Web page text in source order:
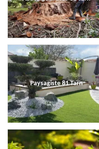
Paysagiste 81 Tarn